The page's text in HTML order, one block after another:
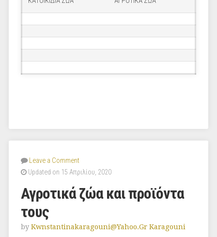
Leave a Comment
Updated on 15 Απριλίου, 2020
Αγροτικά ζώα και προϊόντα
τους
by Kwnstantinakaragouni@yahoo.gr Karagouni